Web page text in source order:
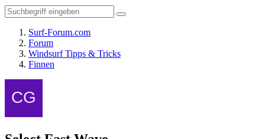
Surf-Forum.com
Forum
Windsurf Tipps & Tricks
Finnen